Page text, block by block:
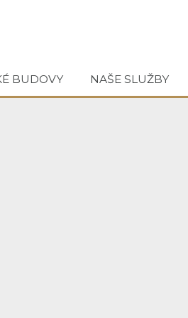
BUDOVY NAŠE SLUŽBY